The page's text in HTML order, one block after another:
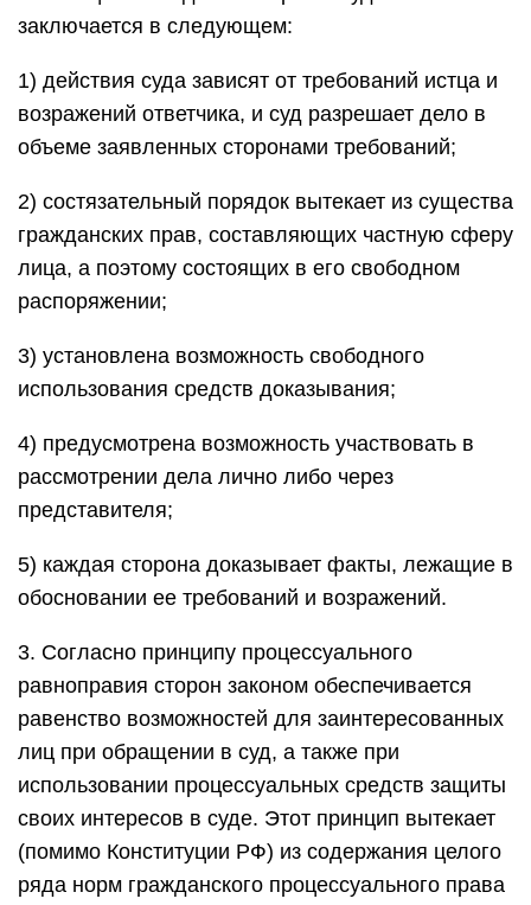
заключается в следующем:
1) действия суда зависят от требований истца и
возражений ответчика, и суд разрешает дело в
объеме заявленных сторонами требований;
2) состязательный порядок вытекает из существа
гражданских прав, составляющих частную сферу
лица, а поэтому состоящих в его свободном
распоряжении;
3) установлена возможность свободного
использования средств доказывания;
4) предусмотрена возможность участвовать в
рассмотрении дела лично либо через
представителя;
5) каждая сторона доказывает факты, лежащие в
обосновании ее требований и возражений.
3. Согласно принципу процессуального
равноправия сторон законом обеспечивается
равенство возможностей для заинтересованных
лиц при обращении в суд, а также при
использовании процессуальных средств защиты
своих интересов в суде. Этот принцип вытекает
(помимо Конституции РФ) из содержания целого
ряда норм гражданского процессуального права